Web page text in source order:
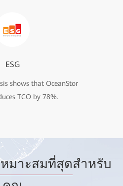
ESG
shows that OceanStor
TCO by 78%.
หมาะสมที่สุดสำหรับ